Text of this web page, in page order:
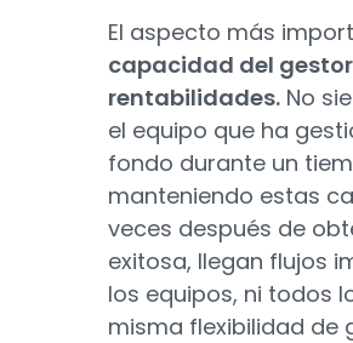
El aspecto más
capacidad del
rentabilidades. No
el equipo que ha
fondo durante un
manteniendo estas
veces después de
exitosa, llegan flujos
los equipos, ni todos
misma flexibilidad de